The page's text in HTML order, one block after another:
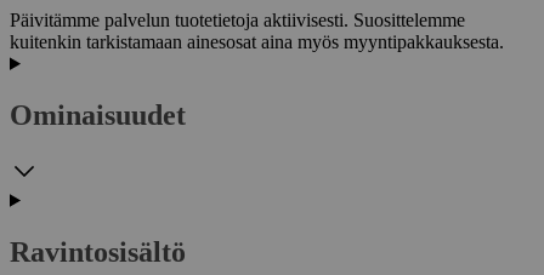
Päivitämme palvelun tuotetietoja aktiivisesti. Suosittelemme
kuitenkin tarkistamaan ainesosat aina myös myyntipakkauksesta.
Ominaisuudet
Ravintosisältö